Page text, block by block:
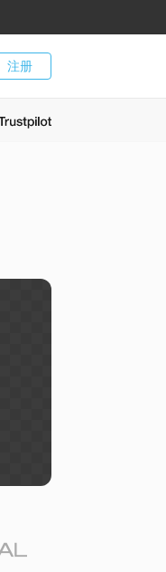
注册